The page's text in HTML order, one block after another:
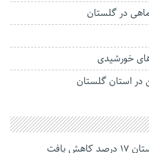
خورشیدی
در استان گلستان
یافت